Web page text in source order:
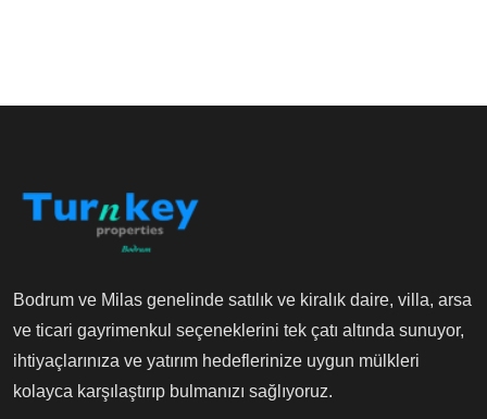
Bodrum ve Milas genelinde satılık ve kiralık daire, villa, arsa
ve ticari gayrimenkul seçeneklerini tek çatı altında sunuyor,
ihtiyaçlarınıza ve yatırım hedeflerinize uygun mülkleri
kolayca karşılaştırıp bulmanızı sağlıyoruz.